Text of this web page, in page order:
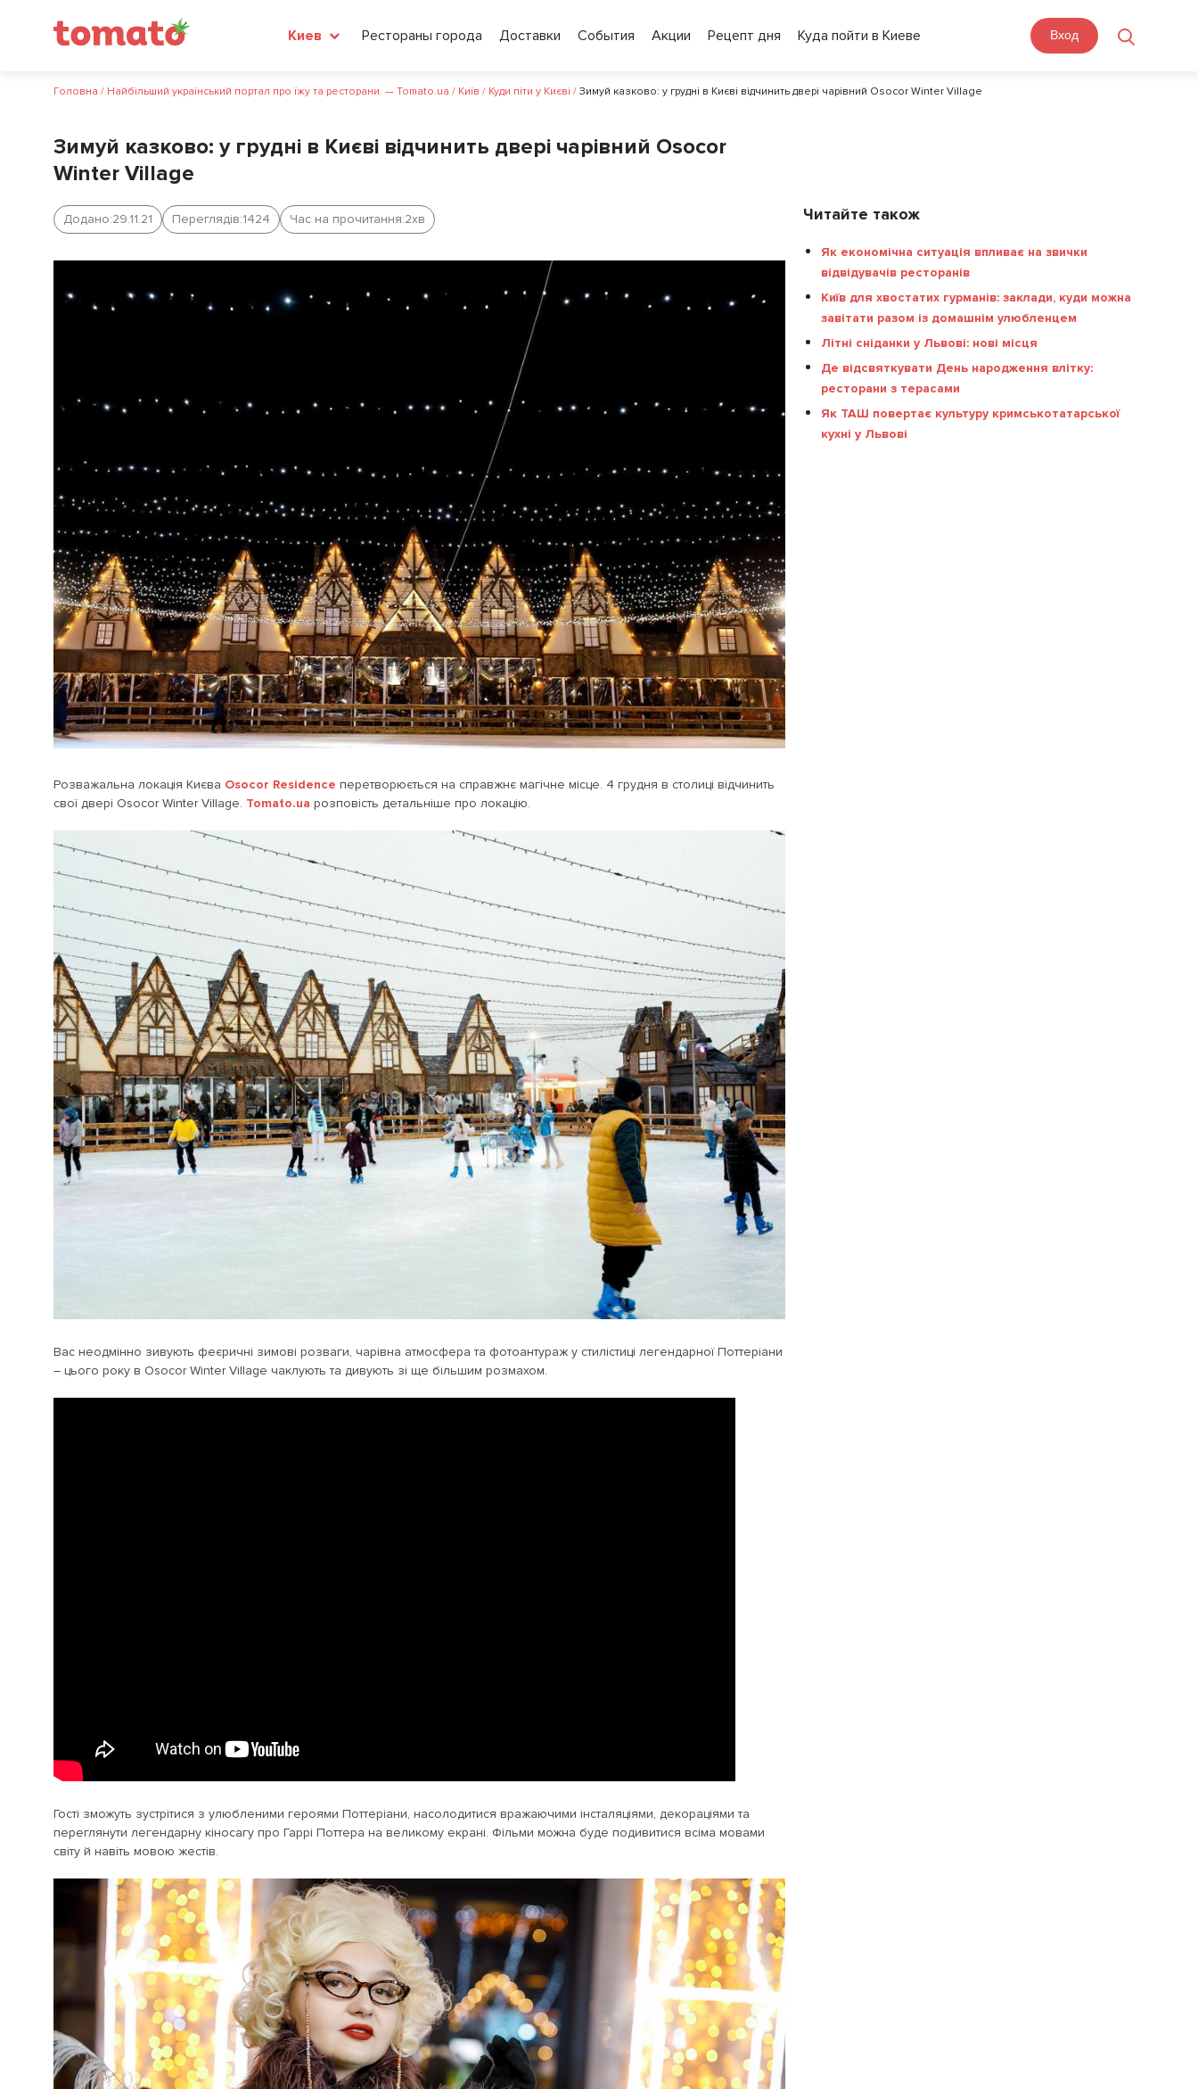
Киев Рестораны города Доставки События Акции Рецепт дня Куда пойти в Киеве Вход
Головна / Найбільший український портал про їжу та ресторани. — Tomato.ua / Київ / Куди піти у Києві / Зимуй казково: у грудні в Києві відчинить двері чарівний Osocor Winter Village
Зимуй казково: у грудні в Києві відчинить двері чарівний Osocor
Winter Village
Додано:29.11.21 Переглядів:1424 Час на прочитання:2хв
Розважальна локація Києва Osocor Residence перетворюється на справжнє магічне місце. 4 грудня в столиці відчинить
свої двері Osocor Winter Village. Tomato.ua розповість детальніше про локацію.
Вас неодмінно зивують феєричні зимові розваги, чарівна атмосфера та фотоантураж у стилістиці легендарної Поттеріани
– цього року в Osocor Winter Village чаклують та дивують зі ще більшим розмахом.
Гості зможуть зустрітися з улюбленими героями Поттеріани, насолодитися вражаючими інсталяціями, декораціями та
переглянути легендарну кіносагу про Гаррі Поттера на великому екрані. Фільми можна буде подивитися всіма мовами
світу й навіть мовою жестів.
Читайте також
Як економічна ситуація впливає на звички
відвідувачів ресторанів
Київ для хвостатих гурманів: заклади, куди можна
завітати разом із домашнім улюбленцем
Літні сніданки у Львові: нові місця
Де відсвяткувати День народження влітку:
ресторани з терасами
Як ТАШ повертає культуру кримськотатарської
кухні у Львові